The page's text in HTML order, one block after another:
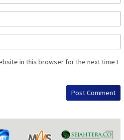
in this browser for the next time I